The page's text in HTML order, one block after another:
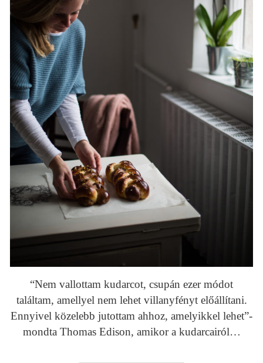
“Nem vallottam kudarcot, csupán ezer módot
találtam, amellyel nem lehet villanyfényt előállítani.
Ennyivel közelebb jutottam ahhoz, amelyikkel lehet”-
mondta Thomas Edison, amikor a kudarcairól…